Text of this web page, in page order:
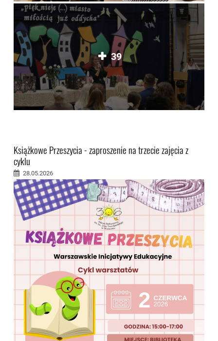
39
Książkowe Przeszycia - zaproszenie na trzecie zajęcia z
cyklu
28.05.2026